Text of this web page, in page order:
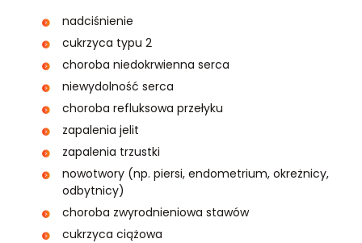
nadciśnienie
cukrzyca typu 2
choroba niedokrwienna serca
niewydolność serca
choroba refluksowa przełyku
zapalenia jelit
zapalenia trzustki
nowotwory (np. piersi, endometrium, okreżnicy,
odbytnicy)
choroba zwyrodnieniowa stawów
cukrzyca ciążowa